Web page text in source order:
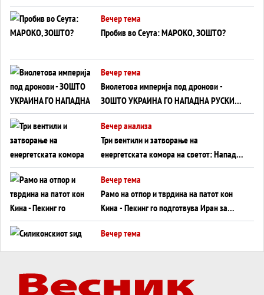
ВНУЦИ ДА ГИ ЗАМЕНАТ
Вечер тема
Пробив во Сеута: МАРОКО, ЗОШТО?
Вечер тема
Виолетова империја под дронови -
ЗОШТО УКРАИНА ГО НАПАДНА РУСКИОТ
WILDBERRIES
Вечер анализа
Три вентили и затворање на
енергетската комора на светот: Нападот
во Суец најавува глобален енергетски
инфаркт?
Вечер тема
Рамо на отпор и тврдина на патот кон
Кина - Пекинг го подготвува Иран за
американска копнена инвазија
Вечер тема
Вечер тема